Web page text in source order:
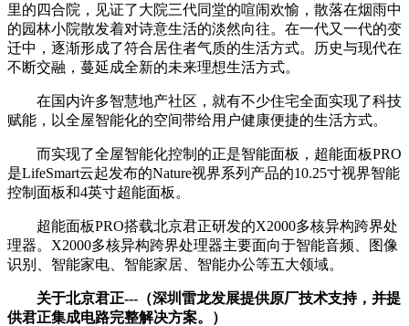
里的四合院，见证了大院三代同堂的喧闹欢愉，散落在烟雨中
的园林小院散发着对诗意生活的淡然向往。在一代又一代的变
迁中，逐渐形成了符合居住者气质的生活方式。历史与现代在
不断交融，蔓延成全新的未来理想生活方式。
在国内许多智慧地产社区，就有不少住宅全面实现了科技
赋能，以全屋智能化的空间带给用户健康便捷的生活方式。
而实现了全屋智能化控制的正是智能面板，超能面板PRO
是LifeSmart云起发布的Nature视界系列产品的10.25寸视界智能
控制面板和4英寸超能面板。
超能面板PRO搭载北京君正研发的X2000多核异构跨界处
理器。X2000多核异构跨界处理器主要面向于智能音频、图像
识别、智能家电、智能家居、智能办公等五大领域。
关于北京君正---（深圳雷龙发展提供原厂技术支持，并提
供君正集成电路完整解决方案。）